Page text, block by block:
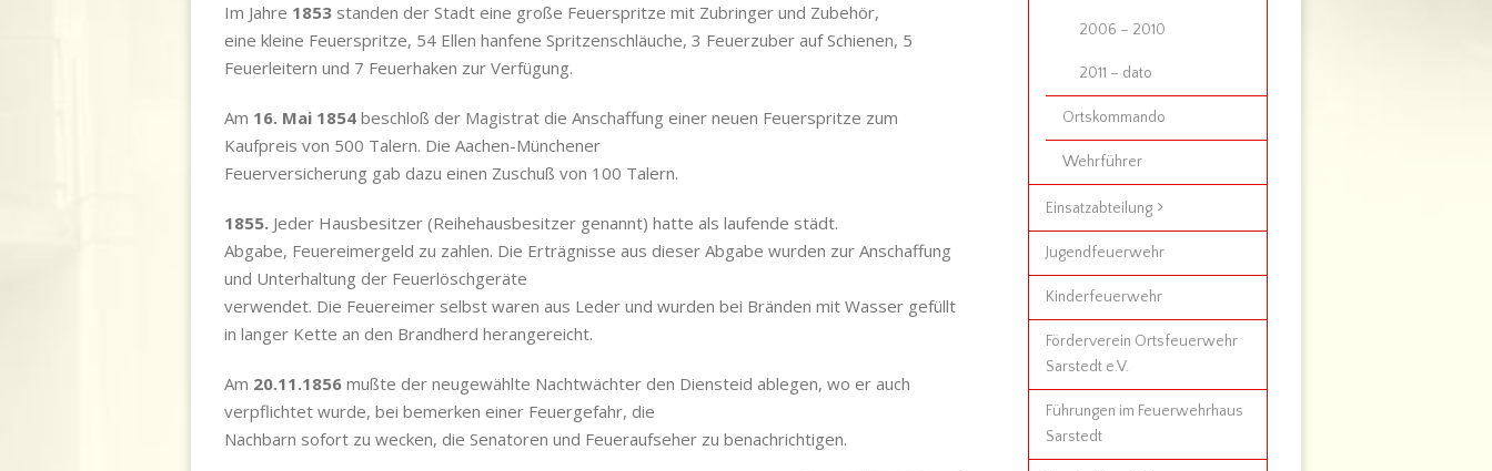
Im Jahre 1853 standen der Stadt eine große Feuerspritze mit Zubringer und Zubehör,
eine kleine Feuerspritze, 54 Ellen hanfene Spritzenschläuche, 3 Feuerzuber auf Schienen, 5
Feuerleitern und 7 Feuerhaken zur Verfügung.
Am 16. Mai 1854 beschloß der Magistrat die Anschaffung einer neuen Feuerspritze zum
Kaufpreis von 500 Talern. Die Aachen-Münchener
Feuerversicherung gab dazu einen Zuschuß von 100 Talern.
1855. Jeder Hausbesitzer (Reihehausbesitzer genannt) hatte als laufende städt.
Abgabe, Feuereimergeld zu zahlen. Die Erträgnisse aus dieser Abgabe wurden zur Anschaffung
und Unterhaltung der Feuerlöschgeräte
verwendet. Die Feuereimer selbst waren aus Leder und wurden bei Bränden mit Wasser gefüllt
in langer Kette an den Brandherd herangereicht.
Am 20.11.1856 mußte der neugewählte Nachtwächter den Diensteid ablegen, wo er auch
verpflichtet wurde, bei bemerken einer Feuergefahr, die
Nachbarn sofort zu wecken, die Senatoren und Feueraufseher zu benachrichtigen.
2006 – 2010
2011 – dato
Ortskommando
Wehrführer
Einsatzabteilung
Jugendfeuerwehr
Kinderfeuerwehr
Förderverein Ortsfeuerwehr
Sarstedt e.V.
Führungen im Feuerwehrhaus
Sarstedt